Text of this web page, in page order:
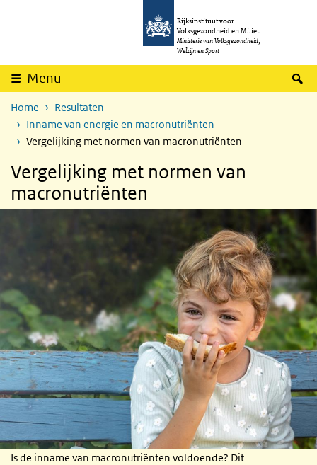
Overslaan en naar de inhoud gaan
Rijksinstituut voor
Volksgezondheid en Milieu
Ministerie van Volksgezondheid,
Welzijn en Sport
Menu
Home
Resultaten
Inname van energie en macronutriënten
Vergelijking met normen van macronutriënten
Vergelijking met normen van
macronutriënten
Is de inname van macronutriënten voldoende? Dit